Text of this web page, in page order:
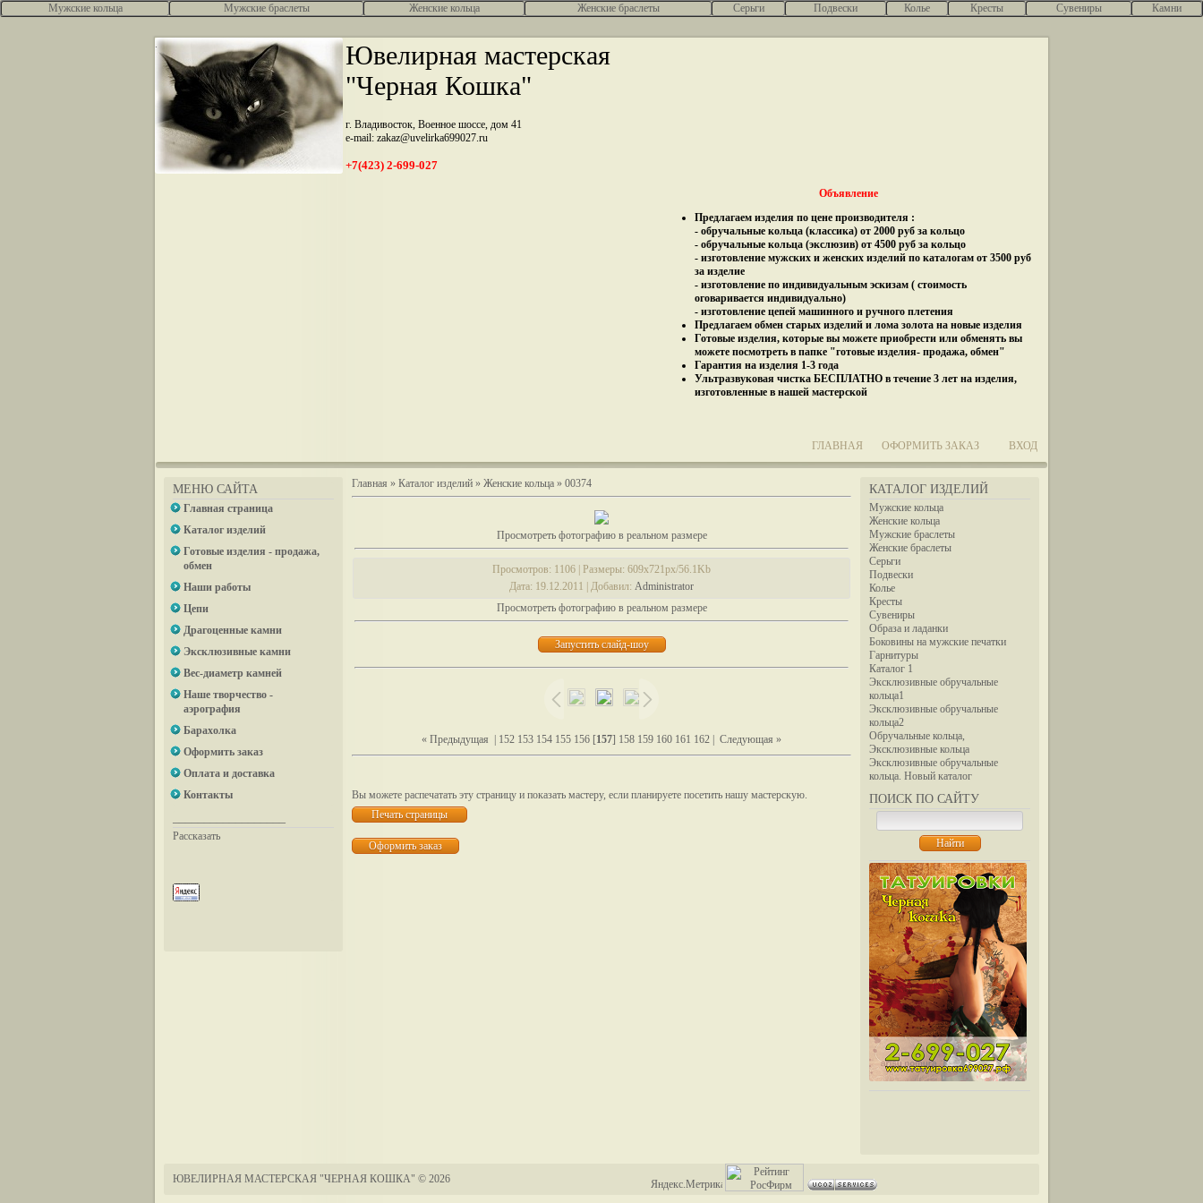
Мужские кольца Мужские браслеты Женcкие кольца Женские браслеты Серьги Подвески Колье Кресты Сувениры Камни
.
Ювелирная мастерская
"Черная Кошка"
г. Владивосток, Военное шоссе, дом 41
e-mail: zakaz@uvelirka699027.ru
+7(423) 2-699-027
Объявление
Предлагаем изделия по цене производителя :
- обручальные кольца (классика) от 2000 руб за кольцо
- обручальные кольца (экслюзив) от 4500 руб за кольцо
- изготовление мужских и женских изделий по каталогам от 3500 руб
за изделие
- изготовление по индивидуальным эскизам ( стоимость
оговаривается индивидуально)
- изготовление цепей машинного и ручного плетения
Предлагаем обмен старых изделий и лома золота на новые изделия
Готовые изделия, которые вы можете приобрести или обменять вы
можете посмотреть в папке "готовые изделия- продажа, обмен"
Гарантия на изделия 1-3 года
Ультразвуковая чистка БЕСПЛАТНО в течение 3 лет на изделия,
изготовленные в нашей мастерской
ГЛАВНАЯ ОФОРМИТЬ ЗАКАЗ ВХОД
МЕНЮ САЙТА
Главная страница
Каталог изделий
Готовые изделия - продажа,
обмен
Наши работы
Цепи
Драгоценные камни
Эксклюзивные камни
Вес-диаметр камней
Наше творчество -
аэрография
Барахолка
Оформить заказ
Оплата и доставка
Контакты
Рассказать
КАТАЛОГ ИЗДЕЛИЙ
Мужские кольца
Женские кольца
Мужские браслеты
Женские браслеты
Серьги
Подвески
Колье
Кресты
Сувениры
Образа и ладанки
Боковины на мужские печатки
Гарнитуры
Каталог 1
Эксклюзивные обручальные
кольца1
Эксклюзивные обручальные
кольца2
Обручальные кольца,
Эксклюзивные кольца
Эксклюзивные обручальные
кольца. Новый каталог
ПОИСК ПО САЙТУ
Главная » Каталог изделий » Женские кольца » 00374
Просмотреть фотографию в реальном размере
Просмотров: 1106 | Размеры: 609x721px/56.1Kb
Дата: 19.12.2011 | Добавил: Administrator
Просмотреть фотографию в реальном размере
« Предыдущая 152 153 154 155 156 [157] 158 159 160 161 162 Следующая »
Вы можете распечатать эту страницу и показать мастеру, если планируете посетить нашу мастерскую.
ЮВЕЛИРНАЯ МАСТЕРСКАЯ "ЧЕРНАЯ КОШКА" © 2026